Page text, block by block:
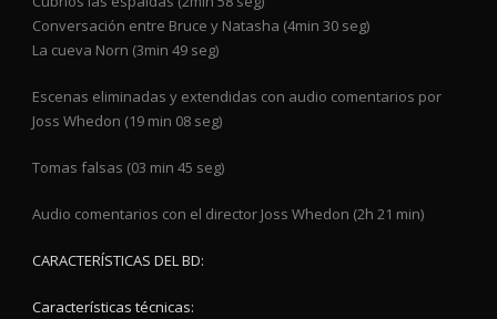
Conversación entre Bruce y Natasha (4min 30 seg)
La cueva Norn (3min 49 seg)
Escenas eliminadas y extendidas con audio comentarios por
Joss Whedon (19 min 08 seg)
Tomas falsas (03 min 45 seg)
Audio comentarios con el director Joss Whedon (2h 21 min)
CARACTERÍSTICAS DEL BD:
Características técnicas: